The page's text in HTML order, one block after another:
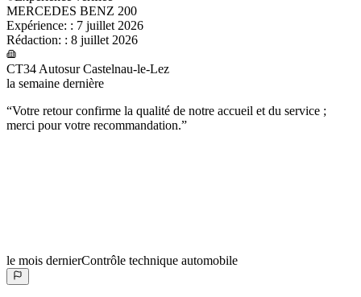
MERCEDES BENZ 200
Expérience: : 7 juillet 2026
Rédaction: : 8 juillet 2026
CT34 Autosur Castelnau-le-Lez
la semaine dernière
“Votre retour confirme la qualité de notre accueil et du service ;
merci pour votre recommandation.”
le mois dernierContrôle technique automobile